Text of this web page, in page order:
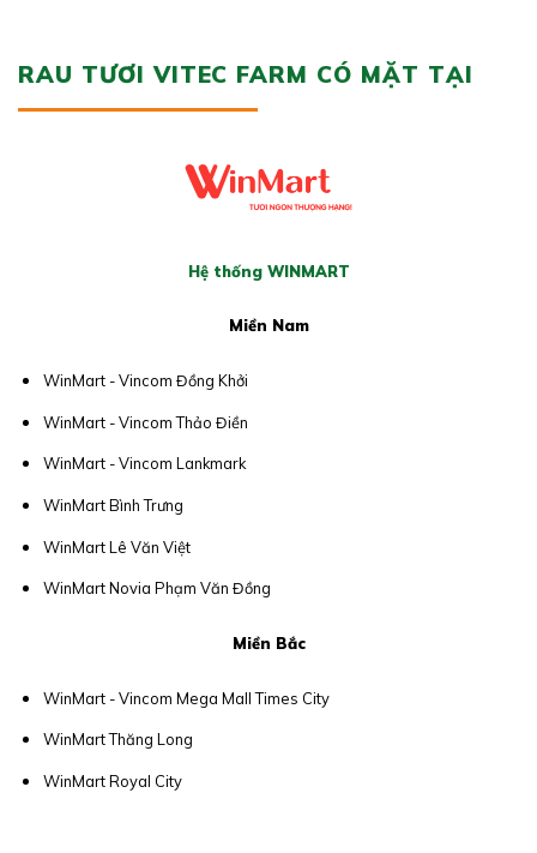
RAU TƯƠI VITEC FARM CÓ MẶT TẠI
Hệ thống WINMART
Miền Nam
WinMart - Vincom Đồng Khởi
WinMart - Vincom Thảo Điền
WinMart - Vincom Lankmark
WinMart Bình Trưng
WinMart Lê Văn Việt
WinMart Novia Phạm Văn Đồng
Miền Bắc
WinMart - Vincom Mega Mall Times City
WinMart Thăng Long
WinMart Royal City